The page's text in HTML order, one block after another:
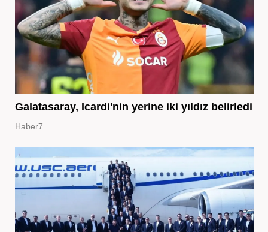
Galatasaray, Icardi'nin yerine iki yıldız belirledi
Haber7